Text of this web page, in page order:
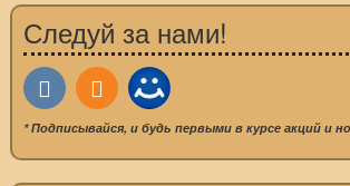
Следуй за нами!
* Подписывайся, и будь первыми в курсе акций и